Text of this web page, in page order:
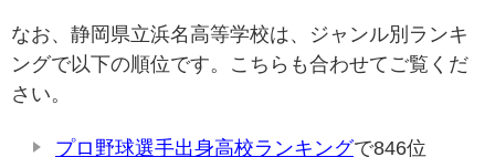
なお、静岡県立浜名高等学校は、ジャンル別ランキ
ングで以下の順位です。こちらも合わせてご覧くだ
さい。
プロ野球選手出身高校ランキングで846位